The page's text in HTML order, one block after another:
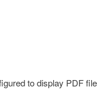
to display PDF